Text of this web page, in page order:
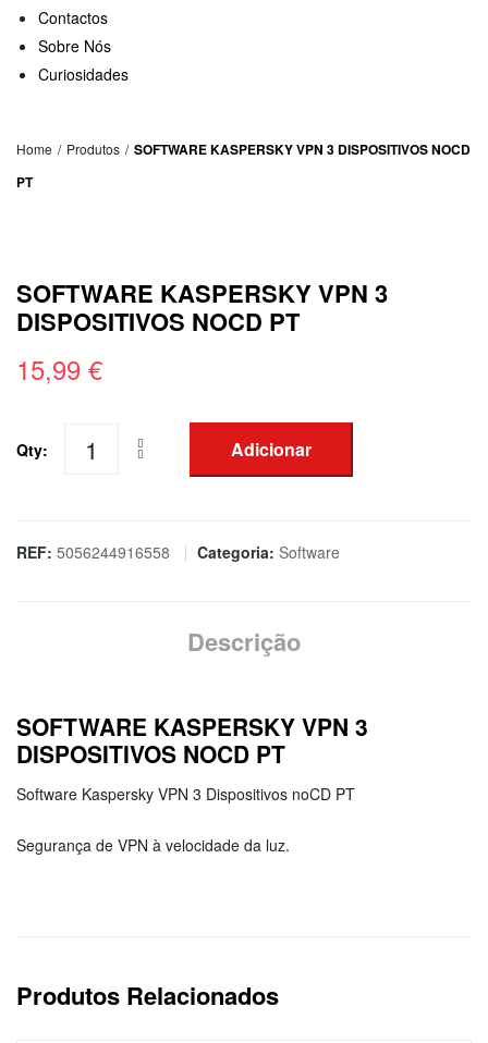
Contactos
Sobre Nós
Curiosidades
Home / Produtos / SOFTWARE KASPERSKY VPN 3 DISPOSITIVOS NOCD
PT
SOFTWARE KASPERSKY VPN 3
DISPOSITIVOS NOCD PT
15,99 €
Qty:
Quantidade
KASPERSKY
Adicionar
REF: 5056244916558 Categoria: Software
Descrição
SOFTWARE KASPERSKY VPN 3
DISPOSITIVOS NOCD PT
Software Kaspersky VPN 3 Dispositivos noCD PT
Segurança de VPN à velocidade da luz.
Produtos Relacionados